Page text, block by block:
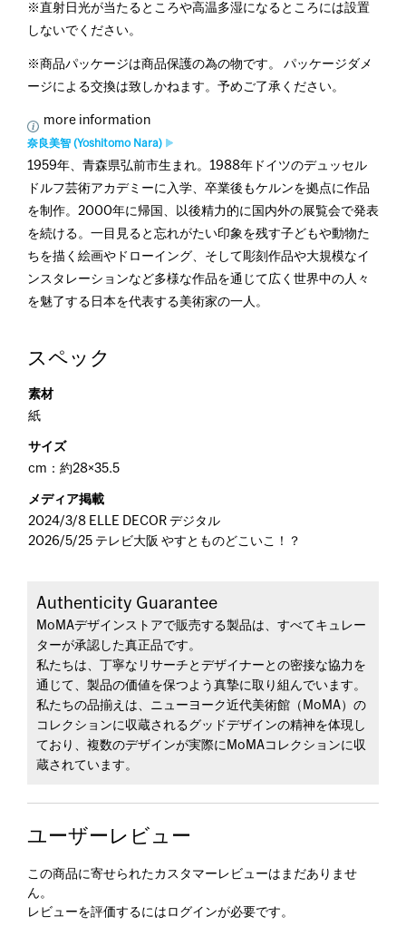
※直射日光が当たるところや高温多湿になるところには設置
しないでください。
※商品パッケージは商品保護の為の物です。 パッケージダメ
ージによる交換は致しかねます。予めご了承ください。
more information
奈良美智 (Yoshitomo Nara)
1959年、青森県弘前市生まれ。1988年ドイツのデュッセル
ドルフ芸術アカデミーに入学、卒業後もケルンを拠点に作品
を制作。2000年に帰国、以後精力的に国内外の展覧会で発表
を続ける。一目見ると忘れがたい印象を残す子どもや動物た
ちを描く絵画やドローイング、そして彫刻作品や大規模なイ
ンスタレーションなど多様な作品を通じて広く世界中の人々
を魅了する日本を代表する美術家の一人。
スペック
素材
紙
サイズ
cm：約28×35.5
メディア掲載
2024/3/8 ELLE DECOR デジタル
2026/5/25 テレビ大阪 やすとものどこいこ！？
Authenticity Guarantee
MoMAデザインストアで販売する製品は、すべてキュレー
ターが承認した真正品です。
私たちは、丁寧なリサーチとデザイナーとの密接な協力を
通じて、製品の価値を保つよう真摯に取り組んでいます。
私たちの品揃えは、ニューヨーク近代美術館（MoMA）の
コレクションに収蔵されるグッドデザインの精神を体現し
ており、複数のデザインが実際にMoMAコレクションに収
蔵されています。
ユーザーレビュー
この商品に寄せられたカスタマーレビューはまだありませ
ん。
レビューを評価するには ログインが必要です。